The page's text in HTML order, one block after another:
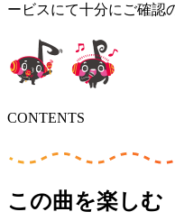
ービスにて十分にご確認
CONTENTS
この曲を楽しむ